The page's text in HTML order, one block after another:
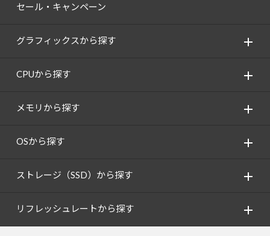
セール・キャンペーン
グラフィックスから探す
CPUから探す
メモリから探す
OSから探す
ストレージ（SSD）から探す
リフレッシュレートから探す